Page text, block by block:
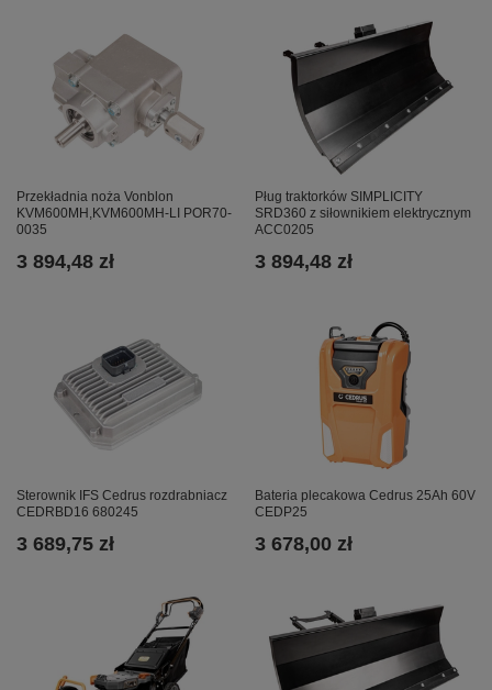
Przekładnia noża Vonblon
KVM600MH,KVM600MH-LI POR70-
0035
3 894,48 zł
Pług traktorków SIMPLICITY
SRD360 z siłownikiem elektrycznym
ACC0205
3 894,48 zł
Sterownik IFS Cedrus rozdrabniacz
CEDRBD16 680245
3 689,75 zł
Bateria plecakowa Cedrus 25Ah 60V
CEDP25
3 678,00 zł